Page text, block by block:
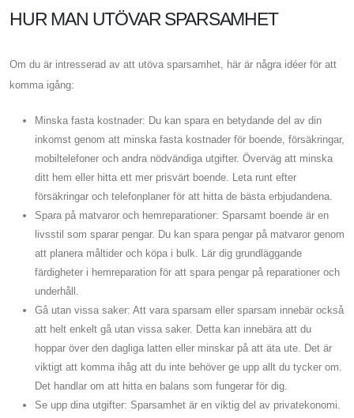
HUR MAN UTÖVAR SPARSAMHET
Om du är intresserad av att utöva sparsamhet, här är några idéer för att
komma igång:
Minska fasta kostnader: Du kan spara en betydande del av din
inkomst genom att minska fasta kostnader för boende, försäkringar,
mobiltelefoner och andra nödvändiga utgifter. Överväg att minska
ditt hem eller hitta ett mer prisvärt boende. Leta runt efter
försäkringar och telefonplaner för att hitta de bästa erbjudandena.
Spara på matvaror och hemreparationer: Sparsamt boende är en
livsstil som sparar pengar. Du kan spara pengar på matvaror genom
att planera måltider och köpa i bulk. Lär dig grundläggande
färdigheter i hemreparation för att spara pengar på reparationer och
underhåll.
Gå utan vissa saker: Att vara sparsam eller sparsam innebär också
att helt enkelt gå utan vissa saker. Detta kan innebära att du
hoppar över den dagliga latten eller minskar på att äta ute. Det är
viktigt att komma ihåg att du inte behöver ge upp allt du tycker om.
Det handlar om att hitta en balans som fungerar för dig.
Se upp dina utgifter: Sparsamhet är en viktig del av privatekonomi.